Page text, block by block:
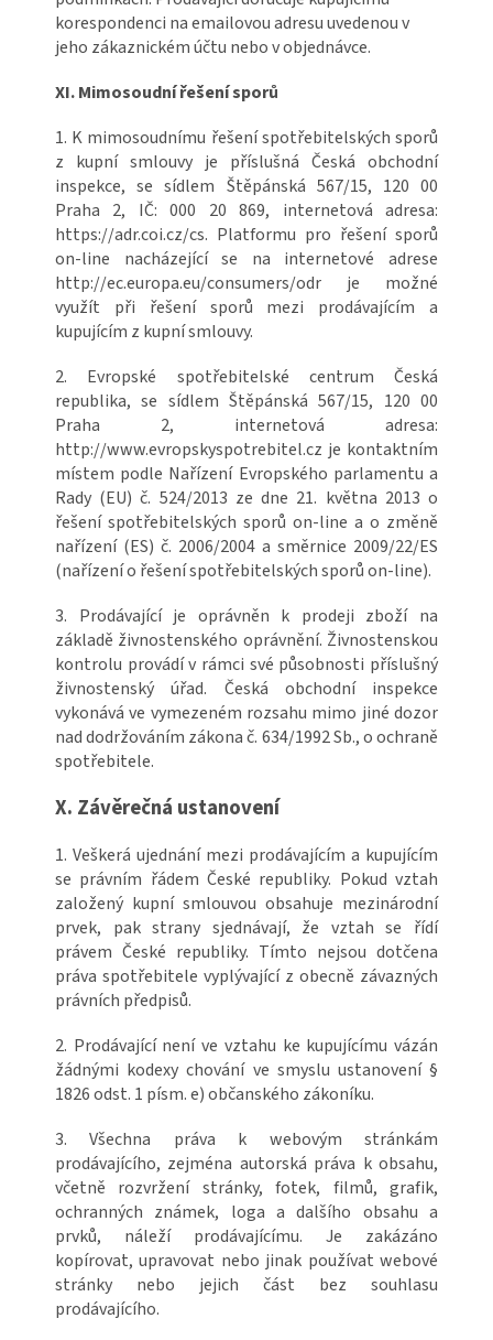
korespondenci na emailovou adresu uvedenou v
jeho zákaznickém účtu nebo v objednávce.
XI. Mimosoudní řešení sporů
1. K mimosoudnímu řešení spotřebitelských sporů
z kupní smlouvy je příslušná Česká obchodní
inspekce, se sídlem Štěpánská 567/15, 120 00
Praha 2, IČ: 000 20 869, internetová adresa:
https://adr.coi.cz/cs. Platformu pro řešení sporů
on-line nacházející se na internetové adrese
http://ec.europa.eu/consumers/odr je možné
využít při řešení sporů mezi prodávajícím a
kupujícím z kupní smlouvy.
2. Evropské spotřebitelské centrum Česká
republika, se sídlem Štěpánská 567/15, 120 00
Praha 2, internetová adresa:
http://www.evropskyspotrebitel.cz je kontaktním
místem podle Nařízení Evropského parlamentu a
Rady (EU) č. 524/2013 ze dne 21. května 2013 o
řešení spotřebitelských sporů on-line a o změně
nařízení (ES) č. 2006/2004 a směrnice 2009/22/ES
(nařízení o řešení spotřebitelských sporů on-line).
3. Prodávající je oprávněn k prodeji zboží na
základě živnostenského oprávnění. Živnostenskou
kontrolu provádí v rámci své působnosti příslušný
živnostenský úřad. Česká obchodní inspekce
vykonává ve vymezeném rozsahu mimo jiné dozor
nad dodržováním zákona č. 634/1992 Sb., o ochraně
spotřebitele.
X. Závěrečná ustanovení
1. Veškerá ujednání mezi prodávajícím a kupujícím
se právním řádem České republiky. Pokud vztah
založený kupní smlouvou obsahuje mezinárodní
prvek, pak strany sjednávají, že vztah se řídí
právem České republiky. Tímto nejsou dotčena
práva spotřebitele vyplývající z obecně závazných
právních předpisů.
2. Prodávající není ve vztahu ke kupujícímu vázán
žádnými kodexy chování ve smyslu ustanovení §
1826 odst. 1 písm. e) občanského zákoníku.
3. Všechna práva k webovým stránkám
prodávajícího, zejména autorská práva k obsahu,
včetně rozvržení stránky, fotek, filmů, grafik,
ochranných známek, loga a dalšího obsahu a
prvků, náleží prodávajícímu. Je zakázáno
kopírovat, upravovat nebo jinak používat webové
stránky nebo jejich část bez souhlasu
prodávajícího.